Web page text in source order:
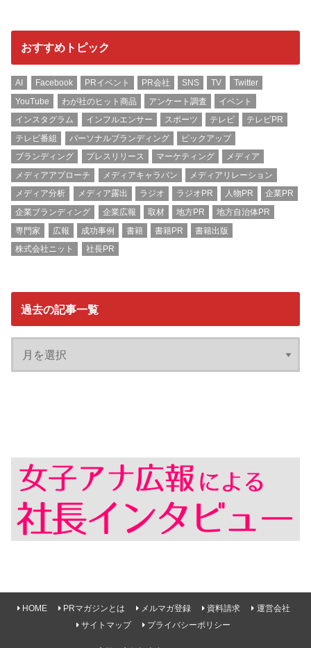
おすすめトピック
AI Facebook PRイベント PR会社 SNS TV
Twitter
YouTube
わが社のヒット商品 アンケート調査
イベント
インスタグラム
インフルエンサー スポーツ テレビ
テレビPR
テレビ番組
パーソナルブランディング
ピックアップ
ブランディング
プレスリリース マーケティング
メディア
メディアアプローチ
メディアキャラバン
メディアリレーション
メディア分析
メディア露出 ラジオ ラジオPR 人物PR
企業PR
企業ブランディング
企業広報 取材 地方PR
地方自治体PR
専門家
広報 成功事例 書籍 書籍PR
書籍出版
株式会社ニット
社長PR
過去の記事一覧
HOME PRマガジンとは メルマガ登録 資料請求
運営会社
サイトマップ
プライバシーポリシー